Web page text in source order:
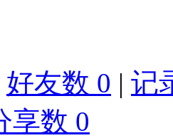
好友数 0 | 记
享数 0